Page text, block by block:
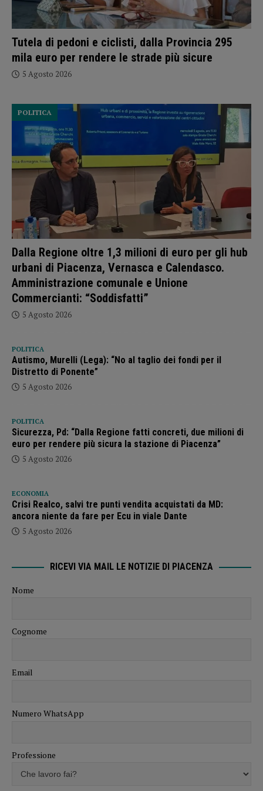
Tutela di pedoni e ciclisti, dalla Provincia 295
mila euro per rendere le strade più sicure
5 Agosto 2026
Dalla Regione oltre 1,3 milioni di euro per gli hub
urbani di Piacenza, Vernasca e Calendasco.
Amministrazione comunale e Unione
Commercianti: “Soddisfatti”
POLITICA
5 Agosto 2026
POLITICA
Autismo, Murelli (Lega): “No al taglio dei fondi per il
Distretto di Ponente”
5 Agosto 2026
POLITICA
Sicurezza, Pd: “Dalla Regione fatti concreti, due milioni di
euro per rendere più sicura la stazione di Piacenza”
5 Agosto 2026
ECONOMIA
Crisi Realco, salvi tre punti vendita acquistati da MD:
ancora niente da fare per Ecu in viale Dante
5 Agosto 2026
RICEVI VIA MAIL LE NOTIZIE DI PIACENZA
Nome
Cognome
Email
Numero WhatsApp
Professione